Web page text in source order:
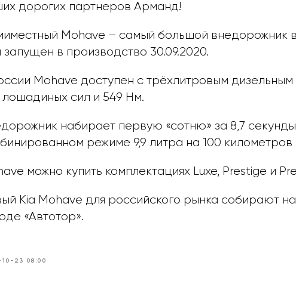
дорогих партнеров Арманд!
Mohave – самый большой внедорожник
запущен в производство 30.09.2020.
Mohave доступен с трёхлитровым
лошадиных сил и 549 Нм.
набирает первую «сотню» за 8,7
режиме 9,9 литра на 100 километров
можно купить комплектациях Luxe, Prestige и
Kia Mohave для российского рынка собирают
«Автотор».
10-23 08:00